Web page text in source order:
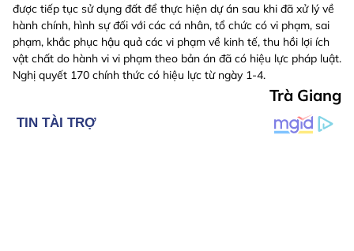
được tiếp tục sử dụng đất để thực hiện dự án sau khi đã xử lý về
hành chính, hình sự đối với các cá nhân, tổ chức có vi phạm, sai
phạm, khắc phục hậu quả các vi phạm về kinh tế, thu hồi lợi ích
vật chất do hành vi vi phạm theo bản án đã có hiệu lực pháp luật.
Nghị quyết 170 chính thức có hiệu lực từ ngày 1-4.
Trà Giang